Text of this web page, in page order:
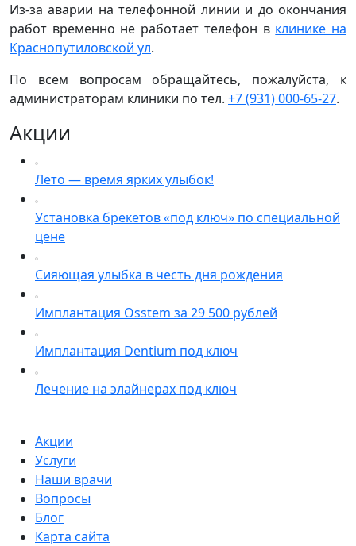
Из-за аварии на телефонной линии и до окончания
работ временно не работает телефон в клинике на
Краснопутиловской ул.
По всем вопросам обращайтесь, пожалуйста, к
администраторам клиники по тел. +7 (931) 000-65-27.
Акции
Лето — время ярких улыбок!
Установка брекетов «под ключ» по специальной
цене
Сияющая улыбка в честь дня рождения
Имплантация Osstem за 29 500 рублей
Имплантация Dentium под ключ
Лечение на элайнерах под ключ
Акции
Услуги
Наши врачи
Вопросы
Блог
Карта сайта